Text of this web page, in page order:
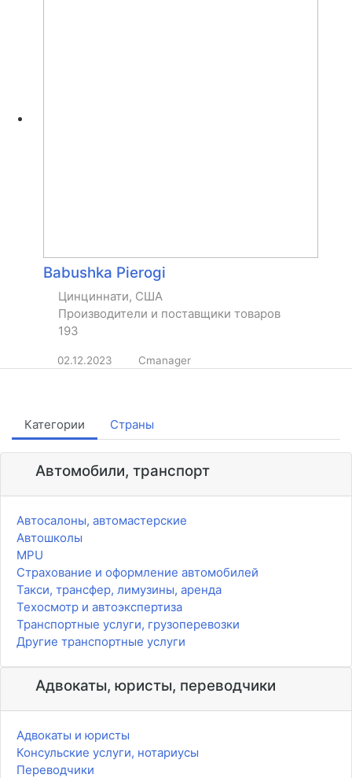
Babushka Pierogi
Цинциннати, США
Производители и поставщики товаров
193
02.12.2023 Cmanager
Категории Страны
Автомобили, транспорт
Автосалоны, автомастерские
Автошколы
MPU
Страхование и оформление автомобилей
Такси, трансфер, лимузины, аренда
Техосмотр и автоэкспертиза
Транспортные услуги, грузоперевозки
Другие транспортные услуги
Адвокаты, юристы, переводчики
Адвокаты и юристы
Консульские услуги, нотариусы
Переводчики